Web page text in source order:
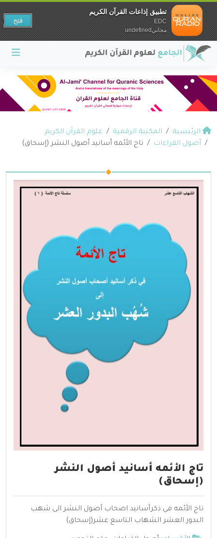
الرئيسية المكتبة الرقمية
علوم القرآن الكريم
أصول القراءات
تاج الأئمه أسانيد أصول النشر (إسحاق)
تاج الأئمه أسانيد أصول النشر
(إسحاق)
تاج الأئمه في ذكرأسانيد اصحاب أصول النشر الى شهب
البدور العشر الشهاب التاسع عشر(إسحاق)
تطبيق إذاعات القرآن الكريم
EDC
مجانيundefined
فتح